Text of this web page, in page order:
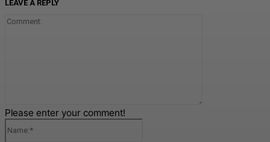
LEAVE A REPLY
Please enter your comment!